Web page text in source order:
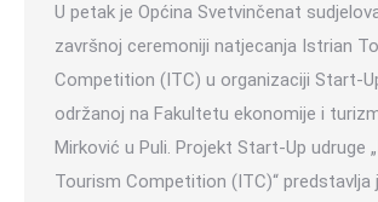
U petak je Općina Svetvinčenat
završnoj ceremoniji natjecanja Istrian
Competition (ITC) u organizaciji Start-
održanoj na Fakultetu ekonomije i
Mirković u Puli. Projekt Start-Up udruge
Tourism Competition (ITC)“ predstavlja